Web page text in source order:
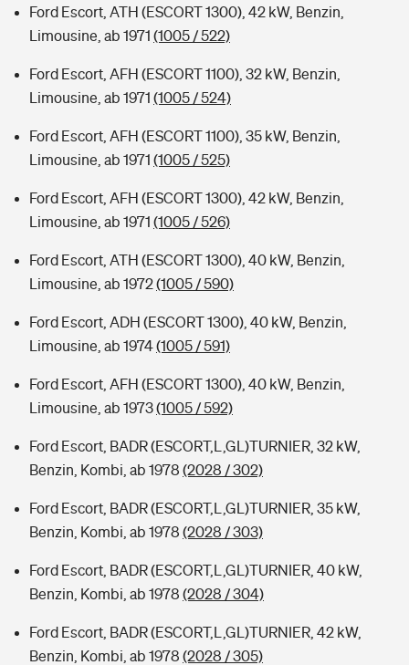
Ford Escort, ATH (ESCORT 1300), 42 kW, Benzin,
Limousine, ab 1971 (1005 / 522)
Ford Escort, AFH (ESCORT 1100), 32 kW, Benzin,
Limousine, ab 1971 (1005 / 524)
Ford Escort, AFH (ESCORT 1100), 35 kW, Benzin,
Limousine, ab 1971 (1005 / 525)
Ford Escort, AFH (ESCORT 1300), 42 kW, Benzin,
Limousine, ab 1971 (1005 / 526)
Ford Escort, ATH (ESCORT 1300), 40 kW, Benzin,
Limousine, ab 1972(1005 / 590)
Ford Escort, ADH (ESCORT 1300), 40 kW, Benzin,
Limousine, ab 1974(1005 / 591)
Ford Escort, AFH (ESCORT 1300), 40 kW, Benzin,
Limousine, ab 1973(1005 / 592)
Ford Escort, BADR (ESCORT,L,GL)TURNIER, 32 kW,
Benzin, Kombi, ab 1978 (2028 / 302)
Ford Escort, BADR (ESCORT,L,GL)TURNIER, 35 kW,
Benzin, Kombi, ab 1978 (2028 / 303)
Ford Escort, BADR (ESCORT,L,GL)TURNIER, 40 kW,
Benzin, Kombi, ab 1978 (2028 / 304)
Ford Escort, BADR (ESCORT,L,GL)TURNIER, 42 kW,
Benzin, Kombi, ab 1978 (2028 / 305)